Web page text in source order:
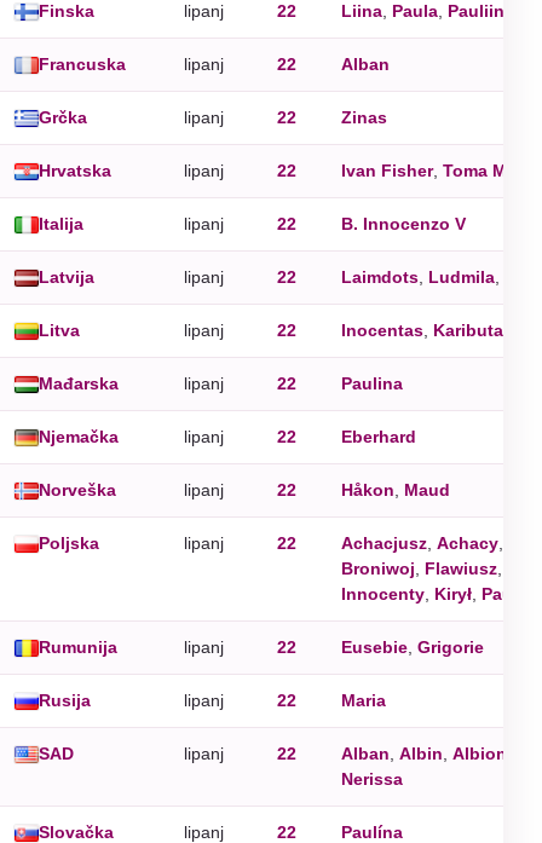
Finska lipanj 22 Liina Paula Pauliina
Francuska lipanj 22 Alban
Grčka lipanj 22 Zinas
Hrvatska lipanj 22 Ivan Fisher, Toma More
Italija lipanj 22 B. Innocenzo V
Latvija lipanj 22 Laimdots Ludmila
Litva lipanj 22 Inocentas Kaributas
Mađarska lipanj 22 Paulina
Njemačka lipanj 22 Eberhard
Norveška lipanj 22 Håkon Maud
Poljska lipanj 22 Achacjusz Achacy
Broniwoj
Flawiusz
Innocenty Kirył Paulina
Rumunija lipanj 22 Eusebie Grigorie
Rusija lipanj 22 Maria
SAD lipanj 22 Alban Albin Albion
Nerissa
Slovačka lipanj 22 Paulína